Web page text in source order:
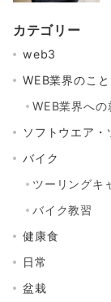
カテゴリー
web3
WEB業界のこと
WEB業界への
ソフトウエア・
バイク
ツーリングキ
バイク教習
健康食
日常
盆栽